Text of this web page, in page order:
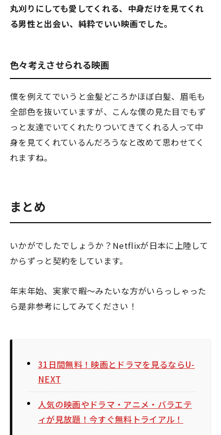
丸刈りにしても愛してくれる、中身だけを見てくれ
る男性と出会い、純粋でいい映画でした。
色々考えさせられる映画
僕を例えてでいうと金髪どころかほぼ白髪、眉毛も
全部色を抜いていますが、こんな僕の見た目でもず
っと友達でいてくれたりついてきてくれる人って中
身を見てくれているんだろうなと改めて思わせてく
れますね。
まとめ
いかがでしたでしょうか？Netflixが日本に上陸して
からずっと契約をしています。
年末年始、実家で暇～みたいな方がいらっしゃった
ら是非参考にしてみてください！
31日間無料！映画とドラマを見るならU-
NEXT
人気の映画やドラマ・アニメ・バラエテ
ィが見放題！今すぐ無料トライアル！